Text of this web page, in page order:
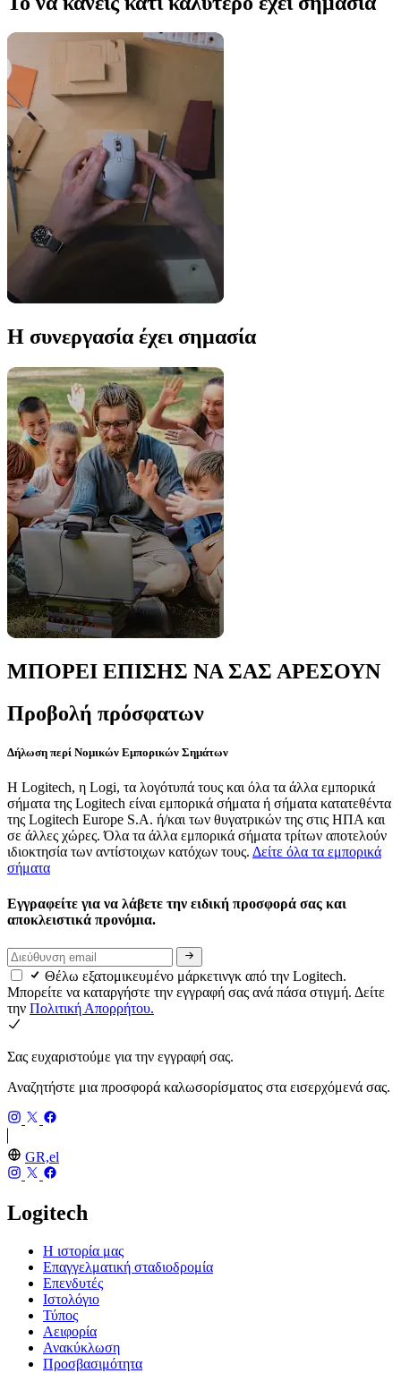
Η συνεργασία έχει σημασία
ΜΠΟΡΕΙ ΕΠΙΣΗΣ ΝΑ ΣΑΣ ΑΡΕΣΟΥΝ
Προβολή πρόσφατων
Δήλωση περί Νομικών Εμπορικών Σημάτων
Η Logitech, η Logi, τα λογότυπά τους και όλα τα άλλα εμπορικά
σήματα της Logitech είναι εμπορικά σήματα ή σήματα κατατεθέντα
της Logitech Europe S.A. ή/και των θυγατρικών της στις ΗΠΑ και
σε άλλες χώρες. Όλα τα άλλα εμπορικά σήματα τρίτων αποτελούν
ιδιοκτησία των αντίστοιχων κατόχων τους. Δείτε όλα τα εμπορικά
σήματα
Εγγραφείτε για να λάβετε την ειδική προσφορά σας και
αποκλειστικά προνόμια.
Θέλω εξατομικευμένο μάρκετινγκ από την Logitech.
Μπορείτε να καταργήστε την εγγραφή σας ανά πάσα στιγμή. Δείτε
την Πολιτική Απορρήτου.
Σας ευχαριστούμε για την εγγραφή σας.
Αναζητήστε μια προσφορά καλωσορίσματος στα εισερχόμενά σας.
GR,el
Logitech
Η ιστορία μας
Επαγγελματική σταδιοδρομία
Επενδυτές
Ιστολόγιο
Τύπος
Αειφορία
Ανακύκλωση
Προσβασιμότητα